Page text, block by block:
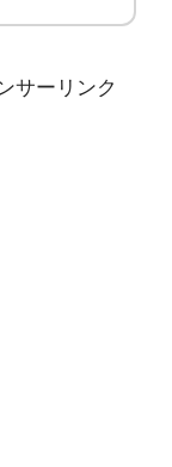
サーリンク